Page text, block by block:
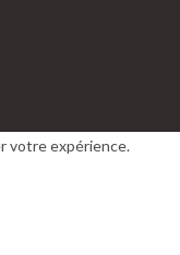
votre expérience.